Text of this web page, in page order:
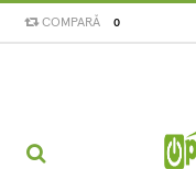
COMPARĂ 0